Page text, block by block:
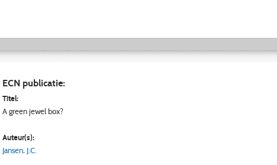
ECN publicatie:
Titel:
A green jewel box?
Auteur(s):
Jansen, J.C.